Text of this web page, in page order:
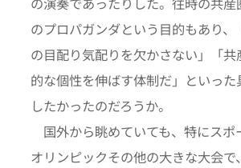
のプロパガンダという目的もあり
の目配り気配りを欠かさない」「
的な個性を伸ばす体制だ」といっ
したかったのだろうか。
国外から眺めていても、特にスポ
オリンピックその他の大きな大会